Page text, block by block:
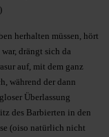
herhalten müssen, hört
drängt sich da
auf, mit dem ganz
während der dann
Überlassung
des Barbierten in den
(oiso natürlich nicht